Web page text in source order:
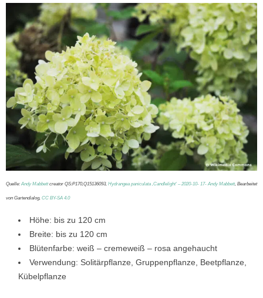
Quelle: Andy Mabbettcreator QS:P170,Q15136093, Hydrangea paniculata ‚Candlelight‘ – 2020-10- 17- Andy Mabbett, Bearbeitet
von Gartendialog, CC BY-SA 4.0
Höhe: bis zu 120 cm
Breite: bis zu 120 cm
Blütenfarbe: weiß – cremeweiß – rosa angehaucht
Verwendung: Solitärpflanze, Gruppenpflanze, Beetpflanze,
Kübelpflanze